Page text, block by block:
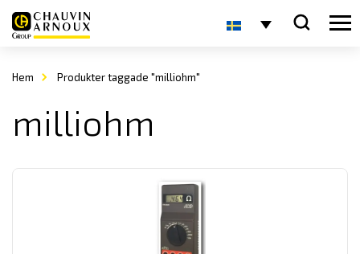
Hem Produkter taggade "milliohm"
milliohm